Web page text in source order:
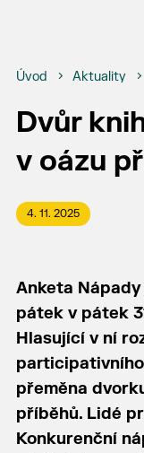
Úvod Aktuality
Dvůr
v oázu
4. 11. 2025
Anketa
pátek v pátek
Hlasující v ní
přeměna
příběhů. Lidé
Konkurenční